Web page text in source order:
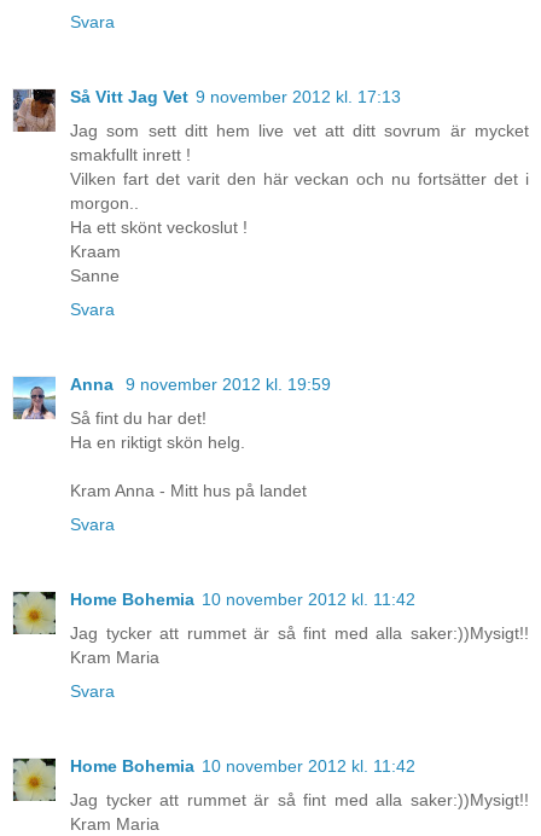
Svara
Så Vitt Jag Vet 9 november 2012 kl. 17:13
Jag som sett ditt hem live vet att ditt sovrum är mycket
smakfullt inrett !
Vilken fart det varit den här veckan och nu fortsätter det i
morgon..
Ha ett skönt veckoslut !
Kraam
Sanne
Svara
Anna
9 november 2012 kl. 19:59
Så fint du har det!
Ha en riktigt skön helg.
Kram Anna - Mitt hus på landet
Svara
Home Bohemia 10 november 2012 kl. 11:42
Jag tycker att rummet är så fint med alla saker:))Mysigt!!
Kram Maria
Svara
Home Bohemia 10 november 2012 kl. 11:42
Jag tycker att rummet är så fint med alla saker:))Mysigt!!
Kram Maria